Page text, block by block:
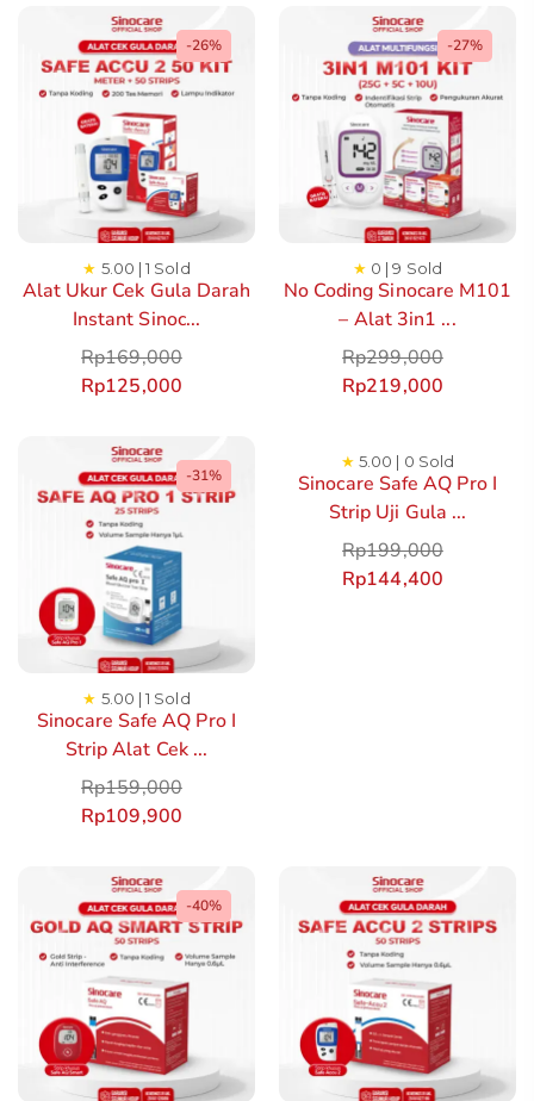
-26%
Alat Ukur Cek Gula Darah
Instant Sinoc...
★ 5.00 | 1 Sold
Rp169,000
Rp125,000
-27%
No Coding Sinocare M101
– Alat 3in1 ...
★ 0 | 9 Sold
Rp299,000
Rp219,000
-31%
Sinocare Safe AQ Pro I
Strip Alat Cek ...
★ 5.00 | 1 Sold
Rp159,000
Rp109,900
Sinocare Safe AQ Pro I
Strip Uji Gula ...
★5.00 | 0 Sold
Rp199,000
Rp144,400
-40%